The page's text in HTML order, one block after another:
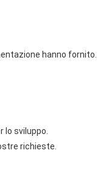
hanno fornito.
lo sviluppo.
richieste.